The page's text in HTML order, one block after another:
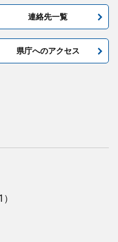
連絡先一覧
県庁へのアクセス